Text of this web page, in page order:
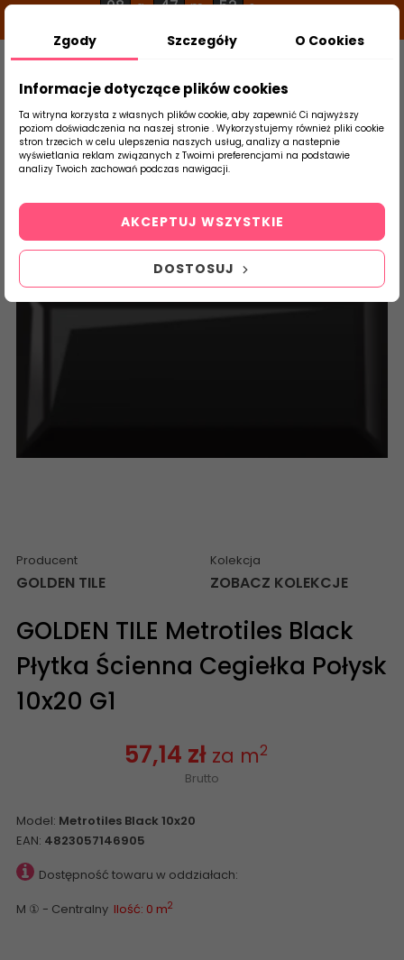
08 g 47 m 52 s
Szukaj
produktu
Strona Główna Płytki Łazienkowe
Producent
GOLDEN TILE
Kolekcja
ZOBACZ KOLEKCJE
GOLDEN TILE Metrotiles Black
Płytka Ścienna Cegiełka Połysk
10x20 G1
57,14 zł za m2
Brutto
Model: Metrotiles Black 10x20
EAN: 4823057146905
Dostępność towaru w oddziałach:
M ① - Centralny Ilość: 0 m2
Zgody Szczegóły O Cookies
Informacje dotyczące plików cookies
Ta witryna korzysta z własnych plików cookie, aby zapewnić Ci najwyższy
poziom doświadczenia na naszej stronie . Wykorzystujemy również pliki cookie
stron trzecich w celu ulepszenia naszych usług, analizy a nastepnie
wyświetlania reklam związanych z Twoimi preferencjami na podstawie
analizy Twoich zachowań podczas nawigacji.
DOSTOSUJ
AKCEPTUJ WSZYSTKIE